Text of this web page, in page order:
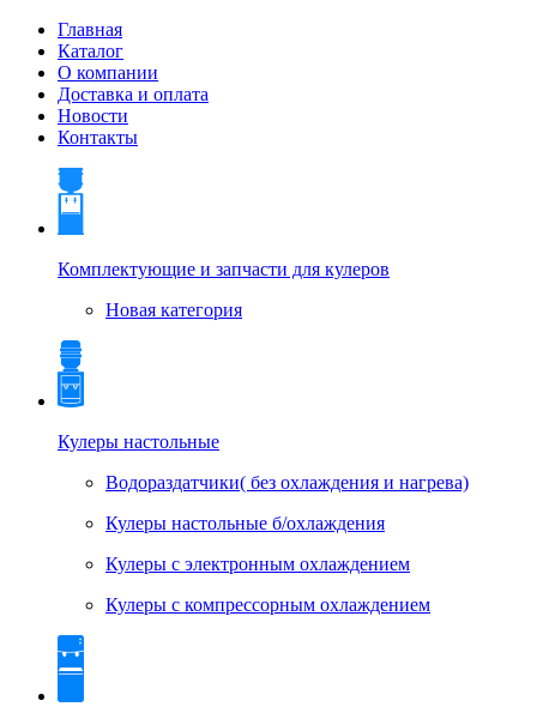
Главная
Каталог
О компании
Доставка и оплата
Новости
Контакты
Комплектующие и запчасти для кулеров
Новая категория
Кулеры настольные
Водораздатчики( без охлаждения и нагрева)
Кулеры настольные б/охлаждения
Кулеры с электронным охлаждением
Кулеры с компрессорным охлаждением